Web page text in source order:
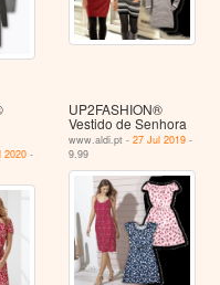
2020-
UP2FASHION®
Vestido de Senhora
www.aldi.pt -27 Jul 2019 -
9.99